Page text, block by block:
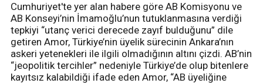
Cumhuriyet'te yer alan habere göre AB Komisyonu ve
AB Konseyi’nin İmamoğlu’nun tutuklanmasına verdiği
tepkiyi “utanç verici derecede zayıf bulduğunu” dile
getiren Amor, Türkiye’nin üyelik sürecinin Ankara’nın
askeri yetenekleri ile ilgili olmadığının altını çizdi. AB’nin
“jeopolitik tercihler” nedeniyle Türkiye’de olup bitenlere
kayıtsız kalabildiği ifade eden Amor, “AB üyeliğine